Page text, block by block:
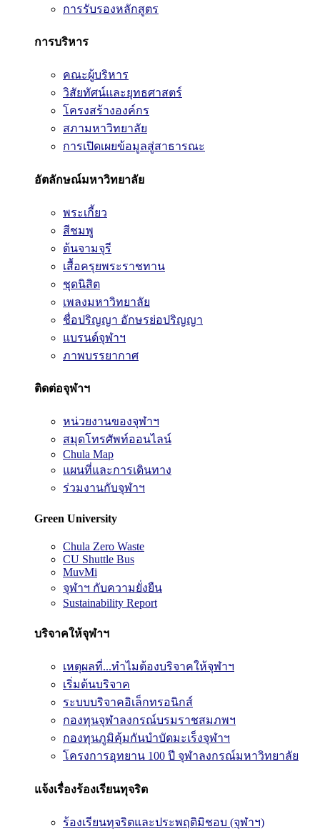
การรับรองหลักสูตร
การบริหาร
คณะผู้บริหาร
วิสัยทัศน์และยุทธศาสตร์
โครงสร้างองค์กร
สภามหาวิทยาลัย
การเปิดเผยข้อมูลสู่สาธารณะ
อัตลักษณ์มหาวิทยาลัย
พระเกี้ยว
สีชมพู
ต้นจามจุรี
เสื้อครุยพระราชทาน
ชุดนิสิต
เพลงมหาวิทยาลัย
ชื่อปริญญา อักษรย่อปริญญา
แบรนด์จุฬาฯ
ภาพบรรยากาศ
ติดต่อจุฬาฯ
หน่วยงานของจุฬาฯ
สมุดโทรศัพท์ออนไลน์
Chula Map
แผนที่และการเดินทาง
ร่วมงานกับจุฬาฯ
Green University
Chula Zero Waste
CU Shuttle Bus
MuvMi
จุฬาฯ กับความยั่งยืน
Sustainability Report
บริจาคให้จุฬาฯ
เหตุผลที่...ทำไมต้องบริจาคให้จุฬาฯ
เริ่มต้นบริจาค
ระบบบริจาคอิเล็กทรอนิกส์
กองทุนจุฬาลงกรณ์บรมราชสมภพฯ
กองทุนภูมิคุ้มกันบำบัดมะเร็งจุฬาฯ
โครงการอุทยาน 100 ปี จุฬาลงกรณ์มหาวิทยาลัย
แจ้งเรื่องร้องเรียนทุจริต
ร้องเรียนทุจริตและประพฤติมิชอบ (จุฬาฯ)